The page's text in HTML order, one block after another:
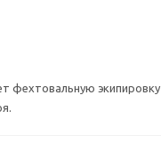
фехтовальную экипировку